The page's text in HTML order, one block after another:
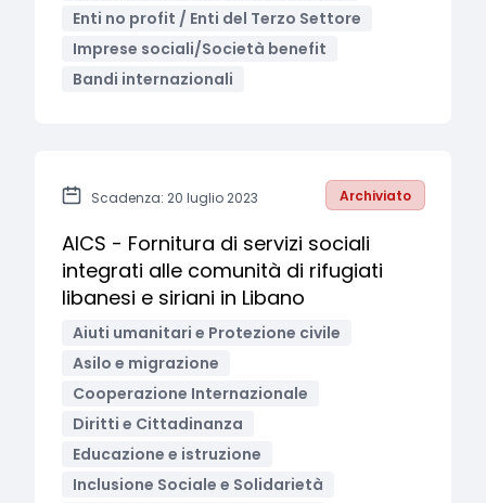
Enti no profit / Enti del Terzo Settore
Imprese sociali/Società benefit
Bandi internazionali
Scadenza: 20 luglio 2023 Archiviato
AICS - Fornitura di servizi sociali
integrati alle comunità di rifugiati
libanesi e siriani in Libano
Aiuti umanitari e Protezione civile
Asilo e migrazione
Cooperazione Internazionale
Diritti e Cittadinanza
Educazione e istruzione
Inclusione Sociale e Solidarietà